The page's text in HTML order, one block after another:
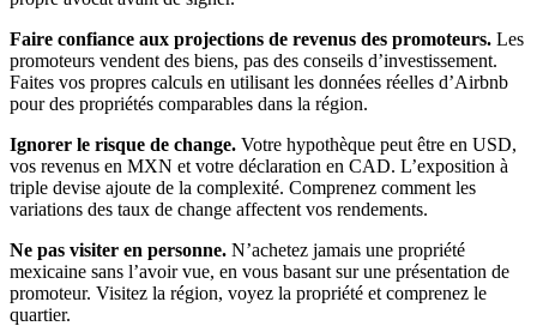
Faire confiance aux projections de revenus des promoteurs. Les
promoteurs vendent des biens, pas des conseils d’investissement.
Faites vos propres calculs en utilisant les données réelles d’Airbnb
pour des propriétés comparables dans la région.
Ignorer le risque de change. Votre hypothèque peut être en USD,
vos revenus en MXN et votre déclaration en CAD. L’exposition à
triple devise ajoute de la complexité. Comprenez comment les
variations des taux de change affectent vos rendements.
Ne pas visiter en personne. N’achetez jamais une propriété
mexicaine sans l’avoir vue, en vous basant sur une présentation de
promoteur. Visitez la région, voyez la propriété et comprenez le
quartier.